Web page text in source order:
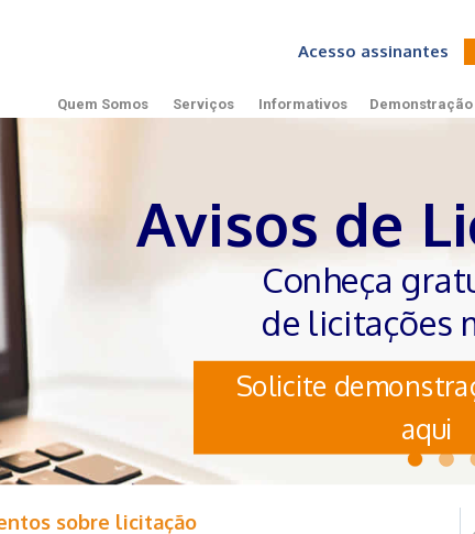
Acesso assinantes
Quem Somos Serviços Informativos Demonstração
Avisos de
Conheça
de licitações
Solicite
aqui
sobre licitação